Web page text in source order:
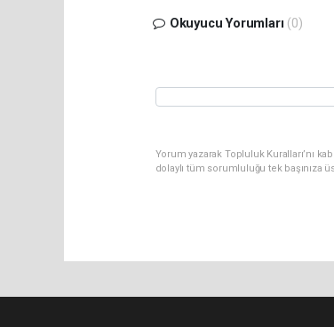
Okuyucu Yorumları (0)
Yorum yazarak Topluluk Kuralları’nı
dolaylı tüm sorumluluğu tek